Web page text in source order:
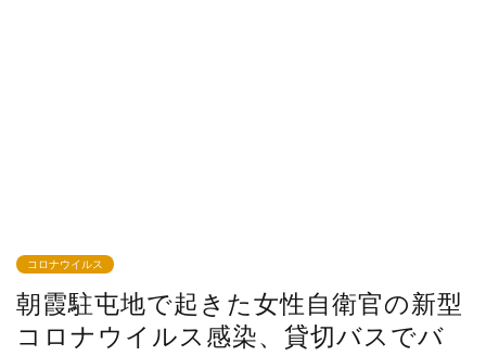
コロナウイルス
朝霞駐屯地で起きた女性自衛官の新型
コロナウイルス感染、貸切バスでバ